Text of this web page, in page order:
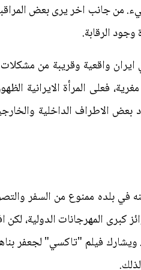
من جانب اخر يرى بعض
الرقابة.
واقعية وقريبة من
فعلى المرأة الايرانية
بعض الاطراف الداخلية
في بلده ممنوع من السفر
المهرجانات الدولية، لكن
ويشارك فيلم "تاكسي" لجعفر